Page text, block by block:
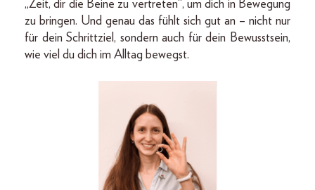
„Zeit, dir die Beine zu vertreten“, um dich in Bewegung
zu bringen. Und genau das fühlt sich gut an – nicht nur
für dein Schrittziel, sondern auch für dein Bewusstsein,
wie viel du dich im Alltag bewegst.